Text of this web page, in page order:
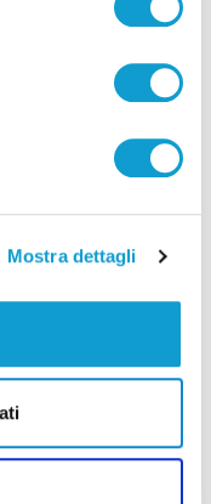
Mostra dettagli
alpinisti morti,